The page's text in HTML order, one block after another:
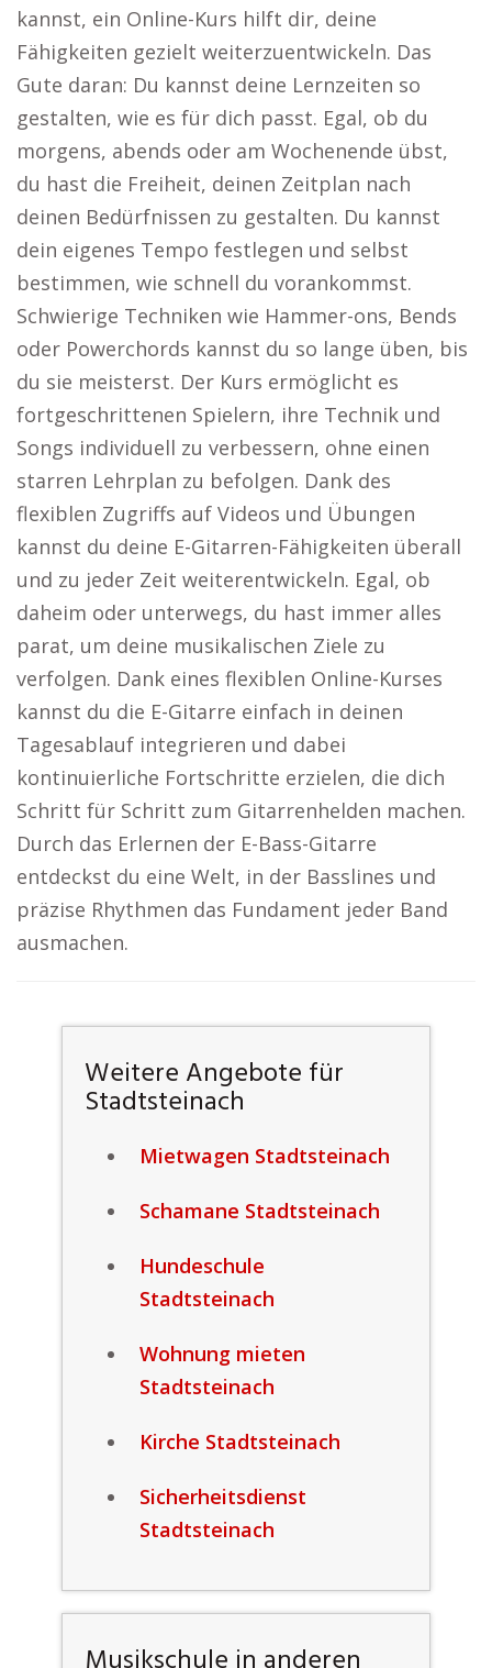
kannst, ein Online-Kurs hilft dir, deine
Fähigkeiten gezielt weiterzuentwickeln. Das
Gute daran: Du kannst deine Lernzeiten so
gestalten, wie es für dich passt. Egal, ob du
morgens, abends oder am Wochenende übst,
du hast die Freiheit, deinen Zeitplan nach
deinen Bedürfnissen zu gestalten. Du kannst
dein eigenes Tempo festlegen und selbst
bestimmen, wie schnell du vorankommst.
Schwierige Techniken wie Hammer-ons, Bends
oder Powerchords kannst du so lange üben, bis
du sie meisterst. Der Kurs ermöglicht es
fortgeschrittenen Spielern, ihre Technik und
Songs individuell zu verbessern, ohne einen
starren Lehrplan zu befolgen. Dank des
flexiblen Zugriffs auf Videos und Übungen
kannst du deine E-Gitarren-Fähigkeiten überall
und zu jeder Zeit weiterentwickeln. Egal, ob
daheim oder unterwegs, du hast immer alles
parat, um deine musikalischen Ziele zu
verfolgen. Dank eines flexiblen Online-Kurses
kannst du die E-Gitarre einfach in deinen
Tagesablauf integrieren und dabei
kontinuierliche Fortschritte erzielen, die dich
Schritt für Schritt zum Gitarrenhelden machen.
Durch das Erlernen der E-Bass-Gitarre
entdeckst du eine Welt, in der Basslines und
präzise Rhythmen das Fundament jeder Band
ausmachen.
Weitere Angebote für
Stadtsteinach
Mietwagen Stadtsteinach
Schamane Stadtsteinach
Hundeschule
Stadtsteinach
Wohnung mieten
Stadtsteinach
Kirche Stadtsteinach
Sicherheitsdienst
Stadtsteinach